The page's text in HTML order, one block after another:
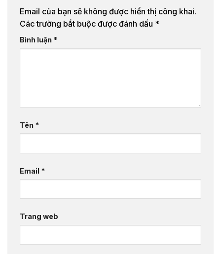
Email của bạn sẽ không được hiển thị công khai.
Các trường bắt buộc được đánh dấu *
Bình luận *
Tên *
Email *
Trang web